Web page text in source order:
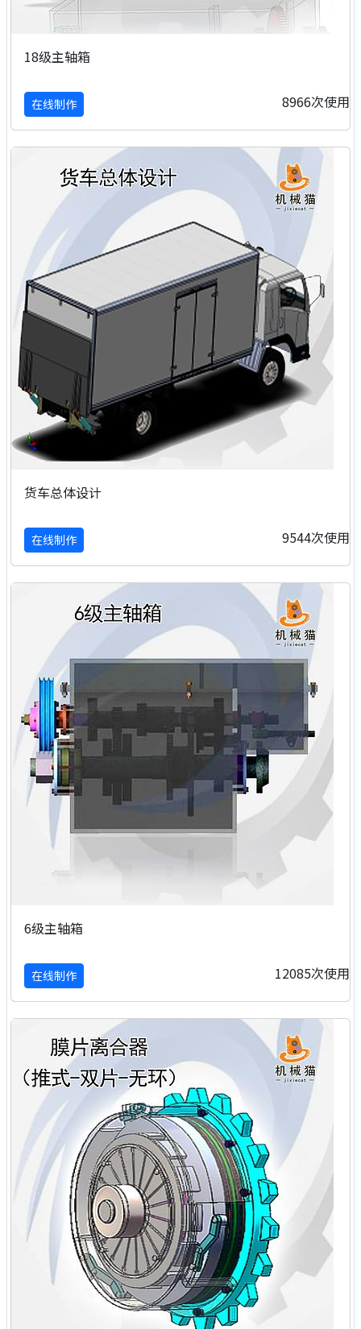
18级主轴箱
在线制作 8966次使用
货车总体设计
在线制作 9544次使用
6级主轴箱
在线制作 12085次使用